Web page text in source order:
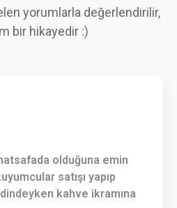
yorumlarla değerlendirilir,
bir hikayedir :)
olduğuna emin
satışı yapıp
kahve ikramına